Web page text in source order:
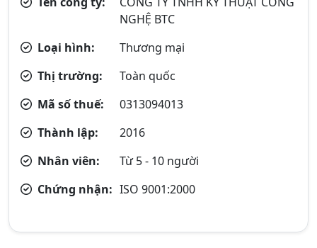
NGHỆ BTC
Loại hình:
Thương mại
Thị trường:
Toàn quốc
Mã số thuế:
0313094013
Thành lập:
2016
Nhân viên:
Từ 5 - 10 người
Chứng nhận: ISO 9001:2000